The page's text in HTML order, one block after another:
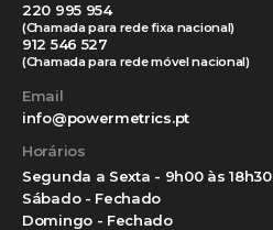
220 995 954
(Chamada para rede fixa nacional)
912 546 527
(Chamada para rede móvel nacional)
Email
info@powermetrics.pt
Horários
Segunda a Sexta - 9h00 às 18h30
Sábado - Fechado
Domingo - Fechado